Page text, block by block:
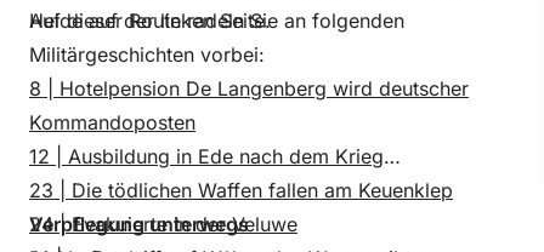
Heide auf der linken Seite.
Auf dieser Route radeln Sie an folgenden
Militärgeschichten vorbei:
8 | Hotelpension De Langenberg wird deutscher
Kommandoposten
12 | Ausbildung in Ede nach dem Krieg
23 | Die tödlichen Waffen fallen am Keuenklep
24 | Evakuierte in der Veluwe
Verpflegung unterwegs